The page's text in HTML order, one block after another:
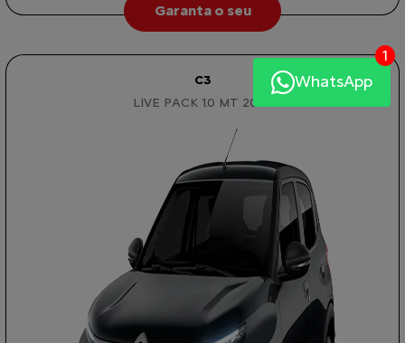
Garanta o seu
C3
LIVE PACK 1.0 MT 2026
WhatsApp
1